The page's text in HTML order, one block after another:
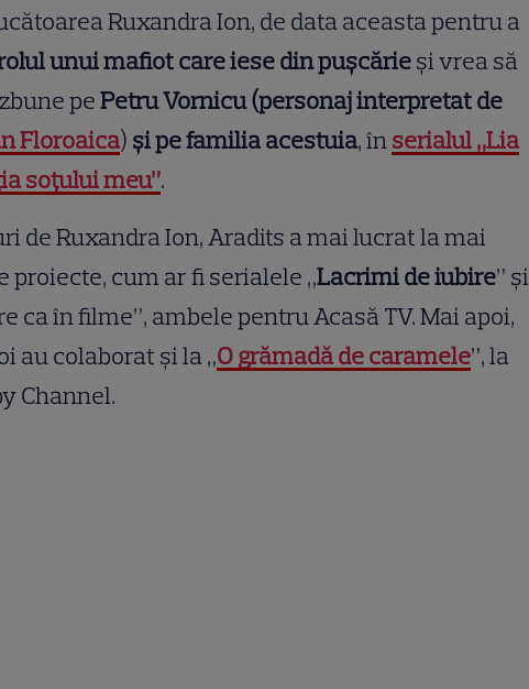
Ruxandra Ion, de data aceasta pentru a
unui mafiot care iese din pușcărieși vrea să
pePetru Vornicu (personaj interpretat de
Floroaica) și pe familia acestuia, înserialul „Lia
soțului meu”.
de Ruxandra Ion, Aradits a mai lucrat la mai
proiecte, cum ar fi serialele „Lacrimi de iubire” și
ca în filme”, ambele pentru Acasă TV. Mai apoi,
au colaborat și la „O grămadă de caramele”, la
Channel.